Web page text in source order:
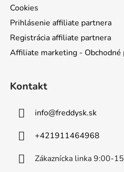
Cookies
Prihlásenie affiliate partnera
Registrácia affiliate partnera
Affiliate marketing - Obchodné
Kontakt
info@freddysk.sk
+421911464968
Zákaznícka linka 9:00-